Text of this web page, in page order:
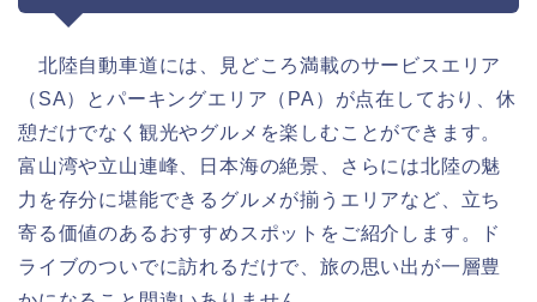
北陸自動車道には、見どころ満載のサービスエリア
（SA）とパーキングエリア（PA）が点在しており、休
憩だけでなく観光やグルメを楽しむことができます。
富山湾や立山連峰、日本海の絶景、さらには北陸の魅
力を存分に堪能できるグルメが揃うエリアなど、立ち
寄る価値のあるおすすめスポットをご紹介します。ド
ライブのついでに訪れるだけで、旅の思い出が一層豊